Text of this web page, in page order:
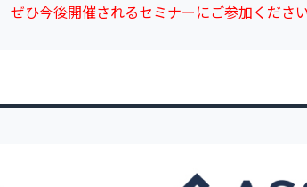
ぜひ今後開催されるセミナーにご参加ください